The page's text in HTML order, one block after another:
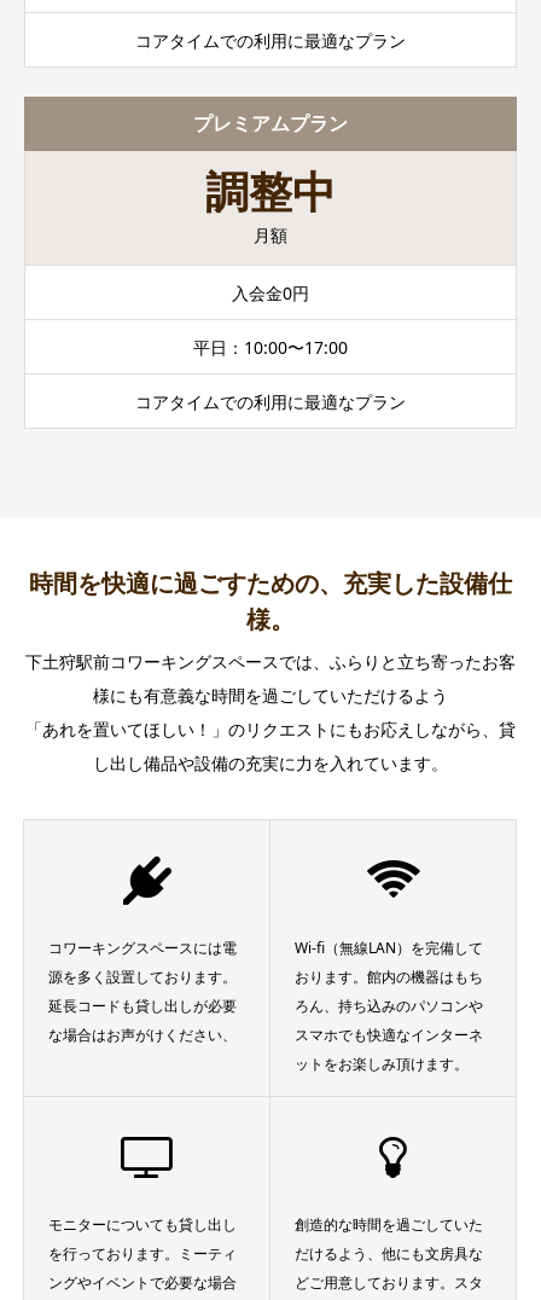
コアタイムでの利用に最適なプラン
プレミアムプラン
調整中
月額
入会金0円
平日：10:00〜17:00
コアタイムでの利用に最適なプラン
時間を快適に過ごすための、充実した設備仕
様。
下土狩駅前コワーキングスペースでは、ふらりと立ち寄ったお客
様にも有意義な時間を過ごしていただけるよう
「あれを置いてほしい！」のリクエストにもお応えしながら、貸
し出し備品や設備の充実に力を入れています。
コワーキングスペースには電
源を多く設置しております。
延長コードも貸し出しが必要
な場合はお声がけください、
Wi-fi（無線LAN）を完備して
おります。館内の機器はもち
ろん、持ち込みのパソコンや
スマホでも快適なインターネ
ットをお楽しみ頂けます。
モニターについても貸し出し
を行っております。ミーティ
ングやイベントで必要な場合
創造的な時間を過ごしていた
だけるよう、他にも文房具な
どご用意しております。スタ